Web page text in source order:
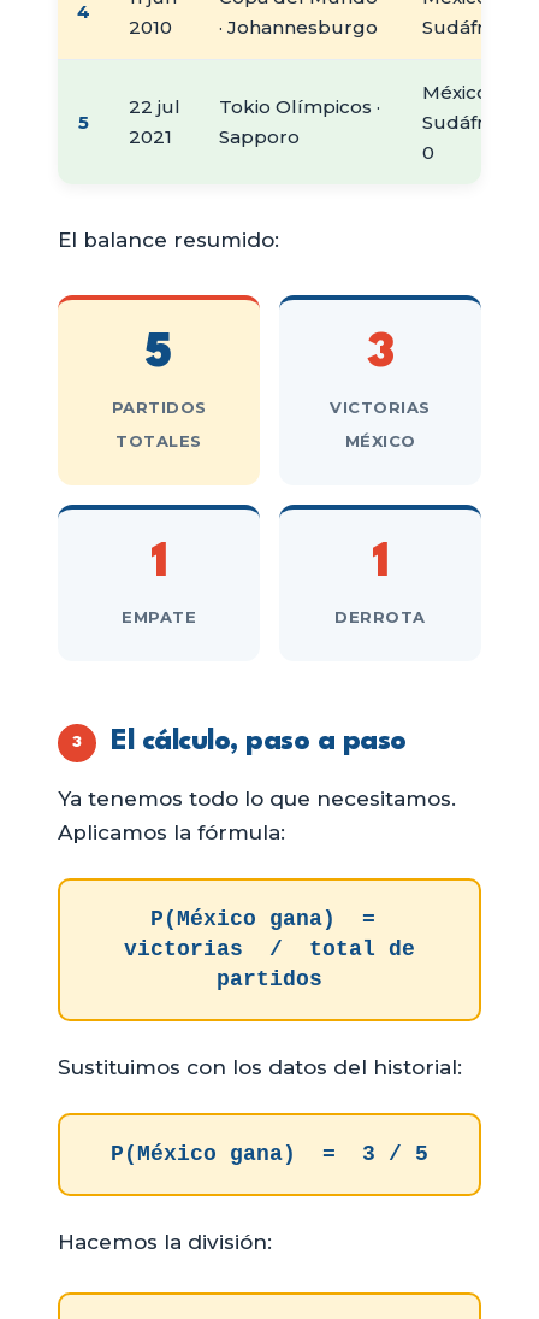
4
2010
· Johannesburgo
Sudáfrica 1
5
22 jul
2021
Tokio Olímpicos ·
Sapporo
México 3 -
Sudáfrica
0
El balance resumido:
5
PARTIDOS
TOTALES
3
VICTORIAS
MÉXICO
1
EMPATE
1
DERROTA
3 El cálculo, paso a paso
Ya tenemos todo lo que necesitamos.
Aplicamos la fórmula:
P(México gana) =
victorias / total de
partidos
Sustituimos con los datos del historial:
P(México gana) = 3 / 5
Hacemos la división: